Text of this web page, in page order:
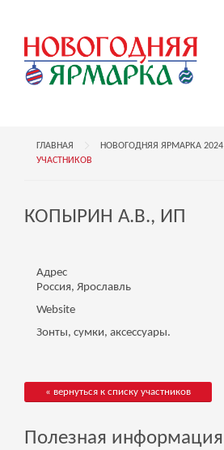
ГЛАВНАЯ НОВОГОДНЯЯ ЯРМАРКА 2024
УЧАСТНИКОВ
КОПЫРИН А.В., ИП
Адрес
Россия, Ярославль
Website
Зонты, сумки, аксессуары.
« вернуться к списку участников
Полезная информация